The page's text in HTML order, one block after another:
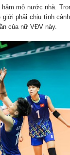
mộ nước nhà.
phải chịu tình
của nữ VĐV này.